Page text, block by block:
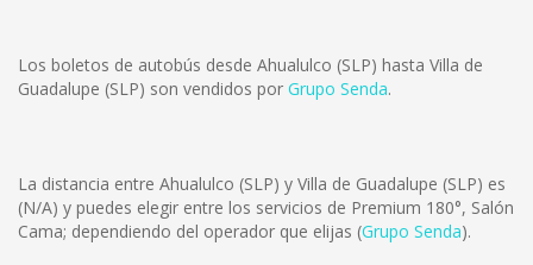
Los boletos de autobús desde Ahualulco (SLP) hasta Villa de
Guadalupe (SLP) son vendidos por Grupo Senda.
La distancia entre Ahualulco (SLP) y Villa de Guadalupe (SLP) es
(N/A) y puedes elegir entre los servicios de Premium 180°, Salón
Cama; dependiendo del operador que elijas (Grupo Senda).